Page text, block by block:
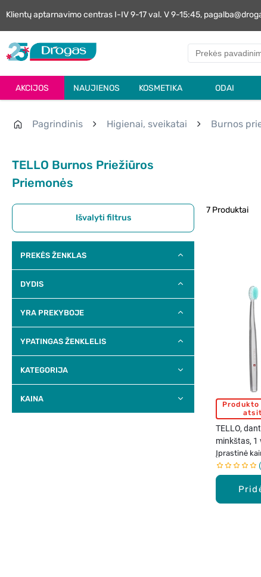
Klientų aptarnavimo centras I-IV 9-17 val. V 9-15:45,
AKCIJOS NAUJIENOS KOSMETIKA ODAI
Pagrindinis Higienai, sveikatai Burnos
TELLO Burnos Priežiūros
Priemonės
Išvalyti filtrus
PREKĖS ŽENKLAS
DYDIS
YRA PREKYBOJE
YPATINGAS ŽENKLELIS
KATEGORIJA
KAINA
7 Produktai
TELLO,
minkštas, 1
SPALVŲ)
Įprastinė